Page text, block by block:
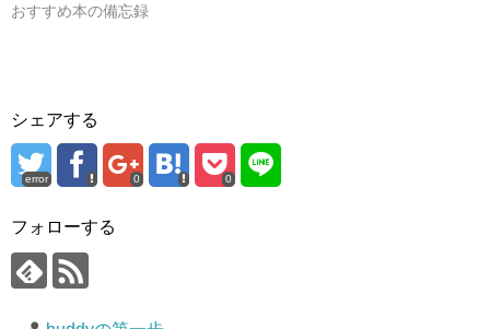
おすすめ本の備忘録
シェアする
error 0 0
フォローする